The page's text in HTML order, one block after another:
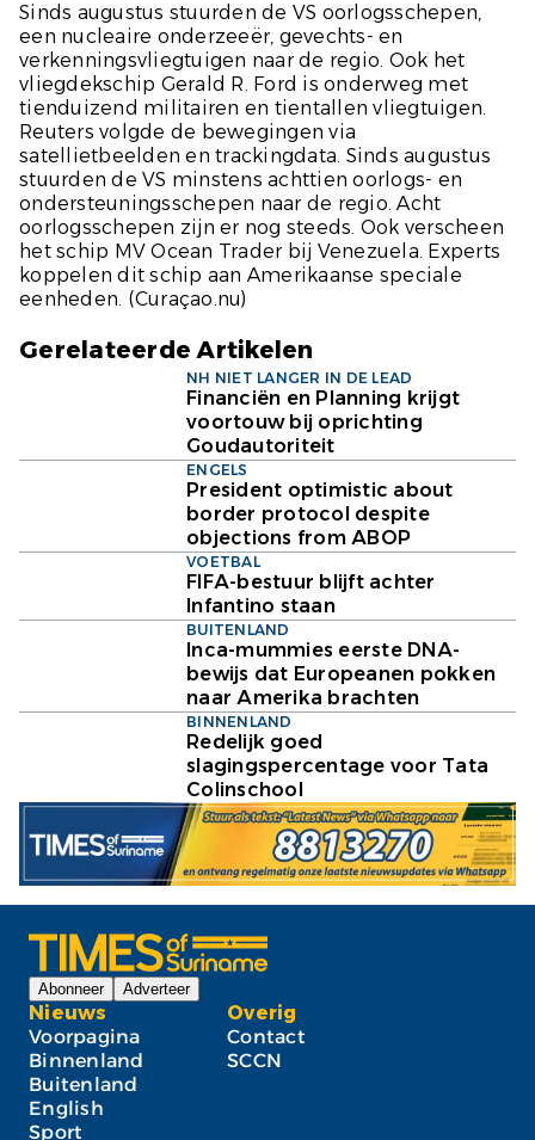
Sinds augustus stuurden de VS oorlogsschepen,
een nucleaire onderzeeër, gevechts- en
verkenningsvliegtuigen naar de regio. Ook het
vliegdekschip Gerald R. Ford is onderweg met
tienduizend militairen en tientallen vliegtuigen.
Reuters volgde de bewegingen via
satellietbeelden en trackingdata. Sinds augustus
stuurden de VS minstens achttien oorlogs- en
ondersteuningsschepen naar de regio. Acht
oorlogsschepen zijn er nog steeds. Ook verscheen
het schip MV Ocean Trader bij Venezuela. Experts
koppelen dit schip aan Amerikaanse speciale
eenheden. (Curaçao.nu)
Gerelateerde Artikelen
NH NIET LANGER IN DE LEAD
Financiën en Planning krijgt
voortouw bij oprichting
Goudautoriteit
ENGELS
President optimistic about
border protocol despite
objections from ABOP
VOETBAL
FIFA-bestuur blijft achter
Infantino staan
BUITENLAND
Inca-mummies eerste DNA-
bewijs dat Europeanen pokken
naar Amerika brachten
BINNENLAND
Redelijk goed
slagingspercentage voor Tata
Colinschool
Abonneer Adverteer
Nieuws
Voorpagina
Binnenland
Buitenland
English
Sport
Overig
Contact
SCCN